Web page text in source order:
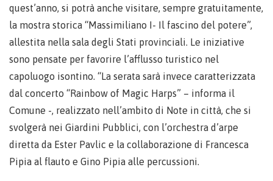
quest’anno, si potrà anche visitare, sempre gratuitamente,
la mostra storica “Massimiliano I- Il fascino del potere”,
allestita nella sala degli Stati provinciali. Le iniziative
sono pensate per favorire l’afflusso turistico nel
capoluogo isontino. “La serata sarà invece caratterizzata
dal concerto “Rainbow of Magic Harps” – informa il
Comune -, realizzato nell’ambito di Note in città, che si
svolgerà nei Giardini Pubblici, con l’orchestra d’arpe
diretta da Ester Pavlic e la collaborazione di Francesca
Pipia al flauto e Gino Pipia alle percussioni.